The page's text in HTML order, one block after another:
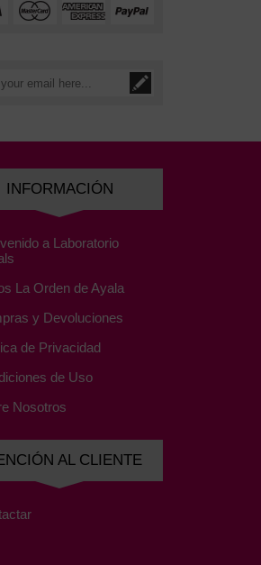
INFORMACIÓN
a Laboratorio
La Orden de Ayala
y Devoluciones
de Privacidad
de Uso
Nosotros
AL CLIENTE